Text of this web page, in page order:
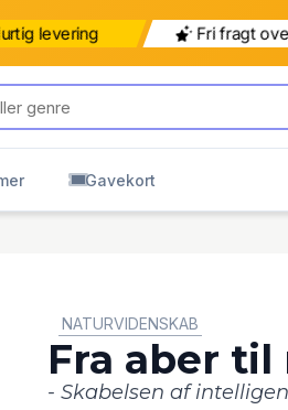
levering Fri fragt
Gavekort
NATURVIDENSKAB
Fra aber
- Skabelsen af